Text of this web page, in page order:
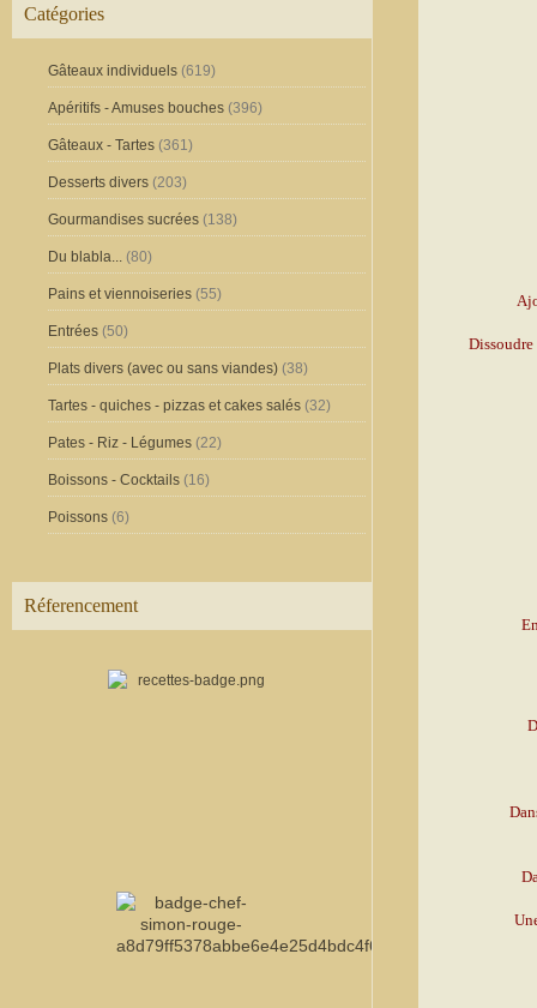
Catégories
Gâteaux individuels (619)
Apéritifs - Amuses bouches (396)
Gâteaux - Tartes (361)
Desserts divers (203)
Gourmandises sucrées (138)
Du blabla... (80)
Pains et viennoiseries (55)
Entrées (50)
Plats divers (avec ou sans viandes) (38)
Tartes - quiches - pizzas et cakes salés (32)
Pates - Riz - Légumes (22)
Boissons - Cocktails (16)
Poissons (6)
Réferencement